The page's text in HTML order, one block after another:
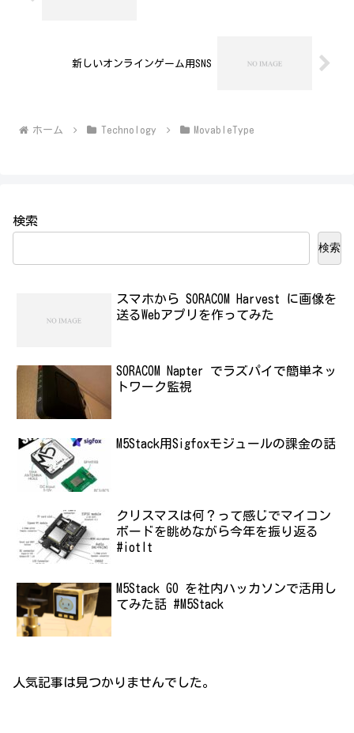
新しいオンラインゲーム用SNS
ホーム Technology MovableType
検索
検索
スマホから SORACOM Harvest に画像を
送るWebアプリを作ってみた
SORACOM Napter でラズパイで簡単ネッ
トワーク監視
M5Stack用Sigfoxモジュールの課金の話
クリスマスは何？って感じでマイコン
ボードを眺めながら今年を振り返る
#iotlt
M5Stack GO を社内ハッカソンで活用し
てみた話 #M5Stack
人気記事は見つかりませんでした。